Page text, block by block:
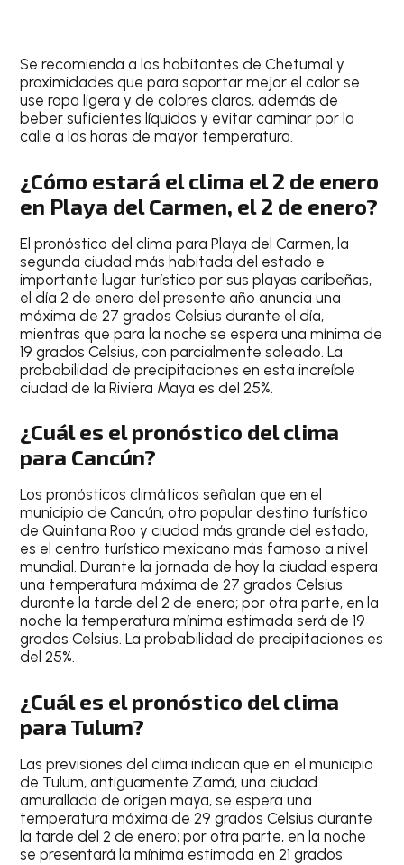
Se recomienda a los habitantes deChetumal y
proximidades que para soportar mejor el calorse
use ropa ligera y decolores claros, además de
beber suficientes líquidos y evitar caminar por la
calle a las horas de mayor temperatura.
¿Cómo estará el clima el 2 de enero
en Playa del Carmen, el 2 de enero?
Elpronóstico del clima para Playa del Carmen, la
segunda ciudad más habitada del estado e
importante lugar turístico por sus playas caribeñas,
el día 2 de enero del presente año anuncia una
máxima de 27 grados Celsius durante el día,
mientras que para lanoche se espera unamínima de
19 grados Celsius, conparcialmente soleado.La
probabilidad de precipitaciones en esta increíble
ciudad de la Riviera Maya es del 25%.
¿Cuál es el pronóstico del clima
para Cancún?
Lospronósticos climáticos señalan que en el
municipio de Cancún, otro populardestino turístico
de Quintana Roo y ciudad más grande del estado,
es el centro turístico mexicano más famoso a nivel
mundial. Durante la jornada de hoy la ciudad espera
una temperatura máxima de 27 grados Celsius
durante la tarde del2 de enero; por otra parte, en la
noche la temperatura mínima estimada será de19
grados Celsius. Laprobabilidad de precipitaciones es
del 25%.
¿Cuál es el pronóstico del clima
para Tulum?
Lasprevisiones del clima indican que en elmunicipio
de Tulum, antiguamente Zamá, una ciudad
amurallada de origen maya, se espera una
temperatura máxima de 29 grados Celsius durante
la tarde del 2 de enero; por otra parte, en la noche
se presentará la mínima estimada en 21 grados